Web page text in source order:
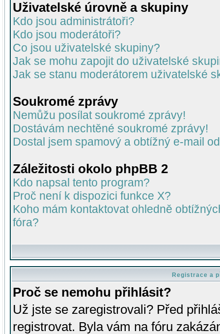
Uživatelské úrovně a skupiny
Kdo jsou administrátoři?
Kdo jsou moderátoři?
Co jsou uživatelské skupiny?
Jak se mohu zapojit do uživatelské
Jak se stanu moderátorem uživatelské
Soukromé zprávy
Nemůžu posílat soukromé zprávy!
Dostávám nechtěné soukromé zprávy!
Dostal jsem spamový a obtížný e-mail
Záležitosti okolo phpBB 2
Kdo napsal tento program?
Proč není k dispozici funkce X?
Koho mám kontaktovat ohledně
fóra?
Registrace a
Proč se nemohu přihlásit?
Už jste se zaregistrovali? Před
registrovat. Byla vám na fóru